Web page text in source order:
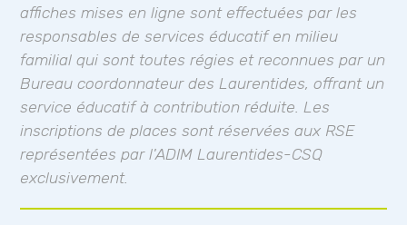
affiches mises en ligne sont effectuées par les
responsables de services éducatif en milieu
familial qui sont toutes régies et reconnues par un
Bureau coordonnateur des Laurentides, offrant un
service éducatif à contribution réduite. Les
inscriptions de places sont réservées aux RSE
représentées par l'ADIM Laurentides-CSQ
exclusivement.